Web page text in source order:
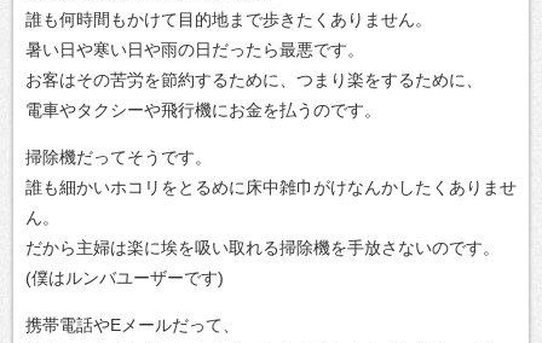
誰も何時間もかけて目的地まで歩きたくありません。
暑い日や寒い日や雨の日だったら最悪です。
お客はその苦労を節約するために、つまり楽をするために、
電車やタクシーや飛行機にお金を払うのです。
掃除機だってそうです。
誰も細かいホコリをとるめに床中雑巾がけなんかしたくありませ
ん。
だから主婦は楽に埃を吸い取れる掃除機を手放さないのです。
(僕はルンバユーザーです)
携帯電話やEメールだって、